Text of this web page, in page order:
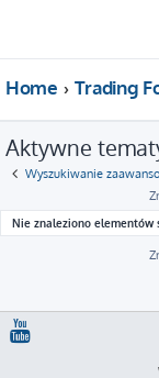
Home
Aktywne
Wyszukiwanie
Nie znaleziono elementów